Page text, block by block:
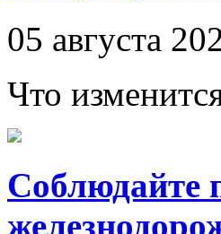
05 августа
Что
Соблюдайте